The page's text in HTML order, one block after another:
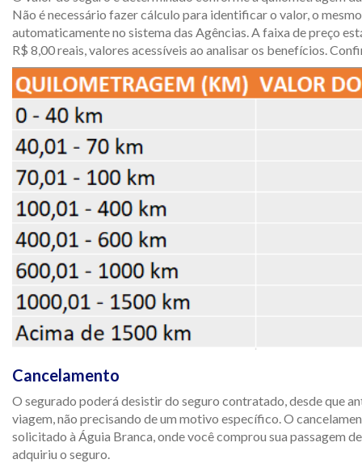
Não é necessário fazer cálculo para identificar o valor, o
automaticamente no sistema das Agências. A faixa de preço
R$ 8,00 reais, valores acessíveis ao analisar os benefícios.
Cancelamento
O segurado poderá desistir do seguro contratado, desde que
viagem, não precisando de um motivo específico. O
solicitado à Águia Branca, onde você comprou sua passagem
adquiriu o seguro.